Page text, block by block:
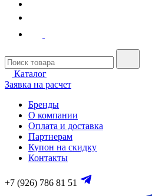
Каталог
Заявка на расчет
Бренды
О компании
Оплата и доставка
Партнерам
Купон на скидку
Контакты
+7 (926) 786 81 51